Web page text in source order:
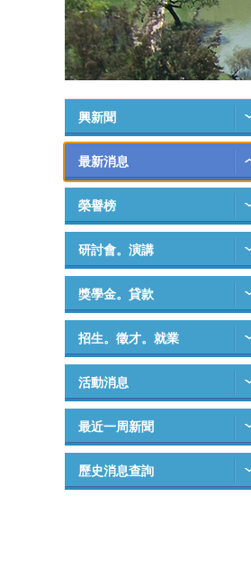
興新聞
最新消息
榮譽榜
研討會。演講
獎學金。貸款
招生。徵才。就業
活動消息
最近一周新聞
歷史消息查詢